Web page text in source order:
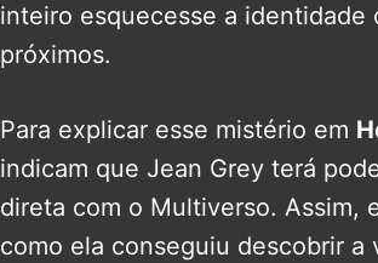
inteiro esquecesse a identidade
próximos.
Para explicar esse mistério em
indicam que Jean Grey terá
direta com o Multiverso. Assim,
como ela conseguiu descobrir